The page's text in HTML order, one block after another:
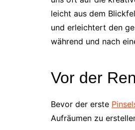
leicht aus dem
und erleichtert den
während und nach
Vor der
Bevor der erste
Aufräumen zu